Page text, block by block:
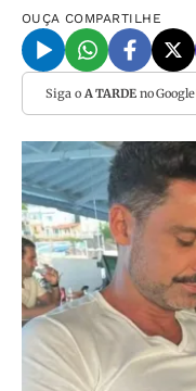
OUÇA COMPARTILHE
Siga o A TARDEno Google